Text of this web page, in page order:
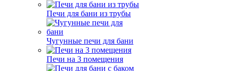
Печи для бани из трубы
Чугунные печи для бани
Печи на 3 помещения